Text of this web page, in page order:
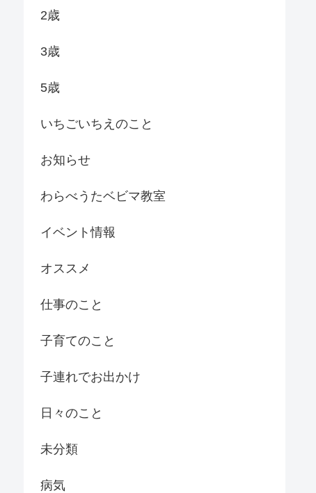
2歳
3歳
5歳
いちごいちえのこと
お知らせ
わらべうたベビマ教室
イベント情報
オススメ
仕事のこと
子育てのこと
子連れでお出かけ
日々のこと
未分類
病気